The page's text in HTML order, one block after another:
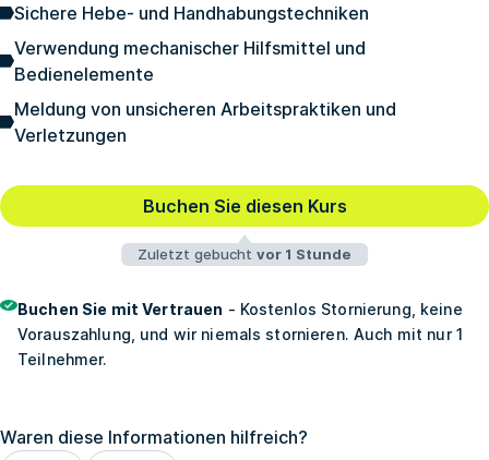
Sichere Hebe- und Handhabungstechniken
Verwendung mechanischer Hilfsmittel und
Bedienelemente
Meldung von unsicheren Arbeitspraktiken und
Verletzungen
Buchen Sie diesen Kurs
Zuletzt gebucht vor 1 Stunde
Buchen Sie mit Vertrauen - Kostenlos Stornierung, keine
Vorauszahlung, und wir niemals stornieren. Auch mit nur 1
Teilnehmer.
Waren diese Informationen hilfreich?